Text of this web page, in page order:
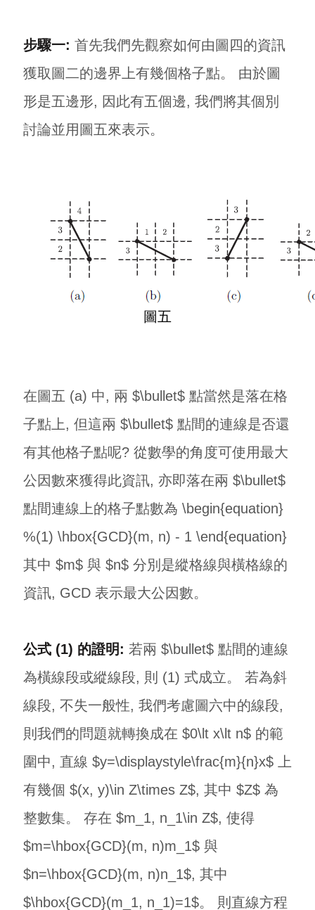
步驟一: 首先我們先觀察如何由圖四的資訊
獲取圖二的邊界上有幾個格子點。 由於圖
形是五邊形, 因此有五個邊, 我們將其個別
討論並用圖五來表示。
圖五
在圖五 (a) 中, 兩 $\bullet$ 點當然是落在格
子點上, 但這兩 $\bullet$ 點間的連線是否還
有其他格子點呢? 從數學的角度可使用最大
公因數來獲得此資訊, 亦即落在兩 $\bullet$
點間連線上的格子點數為 \begin{equation}
%(1) \hbox{GCD}(m, n) - 1 \end{equation}
其中 $m$ 與 $n$ 分別是縱格線與橫格線的
資訊, GCD 表示最大公因數。
公式 (1) 的證明: 若兩 $\bullet$ 點間的連線
為橫線段或縱線段, 則 (1) 式成立。 若為斜
線段, 不失一般性, 我們考慮圖六中的線段,
則我們的問題就轉換成在 $0\lt x\lt n$ 的範
圍中, 直線 $y=\displaystyle\frac{m}{n}x$ 上
有幾個 $(x, y)\in Z\times Z$, 其中 $Z$ 為
整數集。 存在 $m_1, n_1\in Z$, 使得
$m=\hbox{GCD}(m, n)m_1$ 與
$n=\hbox{GCD}(m, n)n_1$, 其中
$\hbox{GCD}(m_1, n_1)=1$。 則直線方程